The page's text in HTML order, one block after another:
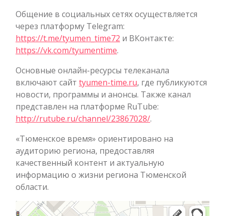
Общение в социальных сетях осуществляется
через платформу Telegram:
https://t.me/tyumen_time72 и ВКонтакте:
https://vk.com/tyumentime.
Основные онлайн-ресурсы телеканала
включают сайт tyumen-time.ru, где публикуются
новости, программы и анонсы. Также канал
представлен на платформе RuTube:
http://rutube.ru/channel/23867028/.
«Тюменское время» ориентировано на
аудиторию региона, предоставляя
качественный контент и актуальную
информацию о жизни региона Тюменской
области.